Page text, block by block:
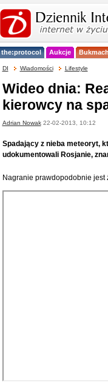
the:protocol Aukcje
DI Wiadomości Lifestyle
Wideo dnia:
kierowcy na
Adrian Nowak22-02-2013, 10:12
Spadający z nieba meteoryt,
udokumentowali Rosjanie,
Nagranie prawdopodobnie jest